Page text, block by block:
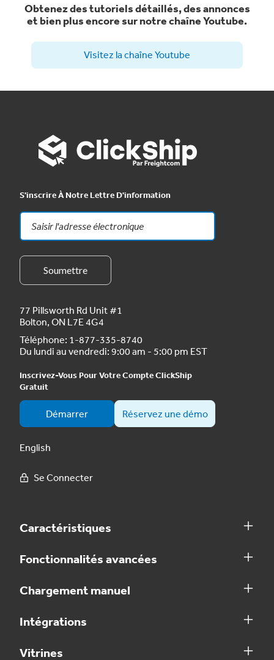
Obtenez des tutoriels détaillés, des annonces
et bien plus encore sur notre chaîne Youtube.
Visitez la chaîne Youtube
S'inscrire À Notre Lettre D'information
77 Pillsworth Rd Unit #1
Bolton, ON L7E 4G4
Téléphone: 1-877-335-8740
Du lundi au vendredi: 9:00 am - 5:00 pm EST
Inscrivez-Vous Pour Votre Compte ClickShip
Gratuit
Démarrer Réservez une démo
English
Se Connecter
Caractéristiques
Fonctionnalités avancées
Chargement manuel
Intégrations
Vitrines